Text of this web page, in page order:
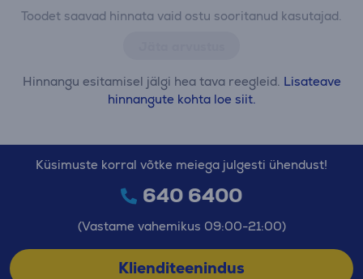
Toodet saavad hinnata vaid ostu sooritanud kasutajad.
Hinnangu esitamisel jälgi hea tava reegleid. Lisateave
hinnangute kohta loe siit.
Küsimuste korral võtke meiega julgesti ühendust!
640 6400
(Vastame vahemikus 09:00-21:00)
Klienditeenindus